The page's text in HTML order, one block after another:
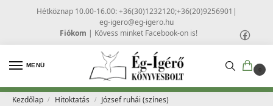
Hétköznap 10.00-16.00: +36(30)1232120;+36(20)9256901 |
eg-igero@eg-igero.hu
Fiókom | Kövess minket Facebook-on is!
MENÜ
0
Kezdőlap / Hitoktatás / József ruhái (színes)